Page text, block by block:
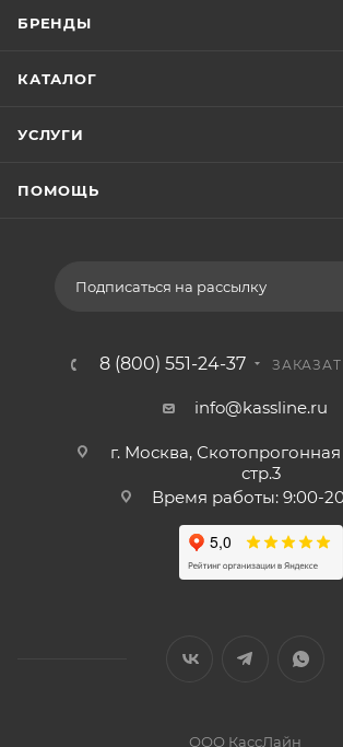
БРЕНДЫ
КАТАЛОГ
УСЛУГИ
ПОМОЩЬ
Подписаться на рассылку
8 (800) 551-24-37
info@kassline.ru
г. Москва, Скотопрогонная
стр.3
Время работы: 9:00-
ООО КассЛайн